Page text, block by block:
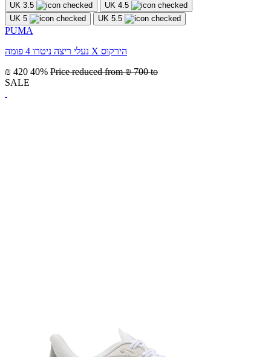
UK 3.5
UK 4.5
UK 5
UK 5.5
PUMA
נעלי ריצה ניטרו 4 פומה X הירקוס
₪ 420 40% Price reduced from₪ 700 to
SALE